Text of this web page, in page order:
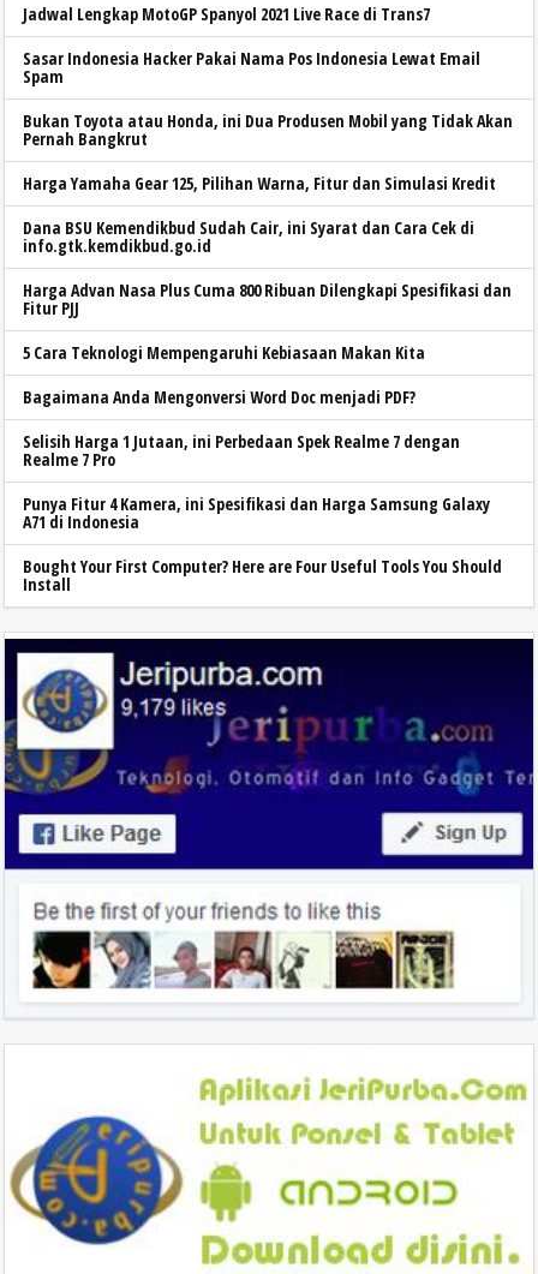
Jadwal Lengkap MotoGP Spanyol 2021 Live Race di Trans7
Sasar Indonesia Hacker Pakai Nama Pos Indonesia Lewat Email
Spam
Bukan Toyota atau Honda, ini Dua Produsen Mobil yang Tidak Akan
Pernah Bangkrut
Harga Yamaha Gear 125, Pilihan Warna, Fitur dan Simulasi Kredit
Dana BSU Kemendikbud Sudah Cair, ini Syarat dan Cara Cek di
info.gtk.kemdikbud.go.id
Harga Advan Nasa Plus Cuma 800 Ribuan Dilengkapi Spesifikasi dan
Fitur PJJ
5 Cara Teknologi Mempengaruhi Kebiasaan Makan Kita
Bagaimana Anda Mengonversi Word Doc menjadi PDF?
Selisih Harga 1 Jutaan, ini Perbedaan Spek Realme 7 dengan
Realme 7 Pro
Punya Fitur 4 Kamera, ini Spesifikasi dan Harga Samsung Galaxy
A71 di Indonesia
Bought Your First Computer? Here are Four Useful Tools You Should
Install